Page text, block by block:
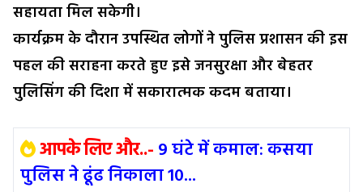
सहायता मिल सकेगी।
कार्यक्रम के दौरान उपस्थित लोगों ने पुलिस प्रशासन की इस
पहल की सराहना करते हुए इसे जनसुरक्षा और बेहतर
पुलिसिंग की दिशा में सकारात्मक कदम बताया।
आपके लिए और..- 9 घंटे में कमाल: कसया
पुलिस ने ढूंढ निकाला 10...